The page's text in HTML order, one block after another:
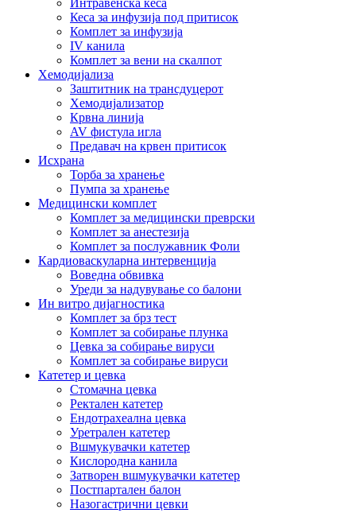
Кеса за инфузија под притисок
Комплет за инфузија
IV канила
Комплет за вени на скалпот
Хемодијализа
Заштитник на трансдуцерот
Хемодијализатор
Крвна линија
AV фистула игла
Предавач на крвен притисок
Исхрана
Торба за хранење
Пумпа за хранење
Медицински комплет
Комплет за медицински преврски
Комплет за анестезија
Комплет за послужавник Фоли
Кардиоваскуларна интервенција
Воведна обвивка
Уреди за надувување со балони
Ин витро дијагностика
Комплет за брз тест
Комплет за собирање плунка
Цевка за собирање вируси
Комплет за собирање вируси
Катетер и цевка
Стомачна цевка
Ректален катетер
Ендотрахеална цевка
Уретрален катетер
Вшмукувачки катетер
Кислородна канила
Затворен вшмукувачки катетер
Постпартален балон
Назогастрични цевки